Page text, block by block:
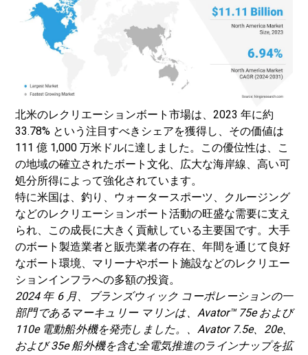
北米のレクリエーションボート市場は、2023 年に約
33.78% という注目すべきシェアを獲得し、その価値は
111 億 1,000 万米ドルに達しました。この優位性は、こ
の地域の確立されたボート文化、広大な海岸線、高い可
処分所得によって強化されています。
特に米国は、釣り、ウォータースポーツ、クルージング
などのレクリエーションボート活動の旺盛な需要に支え
られ、この成長に大きく貢献している主要国です。大手
のボート製造業者と販売業者の存在、年間を通じて良好
なボート環境、マリーナやボート施設などのレクリエー
ションインフラへの多額の投資。
2024 年 6 月、ブランズウィック コーポレーションの一
部門であるマーキュリー マリンは、Avator™ 75e および
110e 電動船外機を発売しました。 、Avator 7.5e、20e、
および 35e 船外機を含む全電気推進のラインナップを拡